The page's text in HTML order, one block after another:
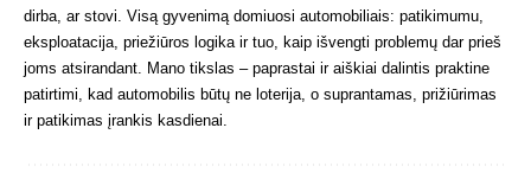
dirba, ar stovi. Visą gyvenimą domiuosi automobiliais: patikimumu,
eksploatacija, priežiūros logika ir tuo, kaip išvengti problemų dar prieš
joms atsirandant. Mano tikslas – paprastai ir aiškiai dalintis praktine
patirtimi, kad automobilis būtų ne loterija, o suprantamas, prižiūrimas
ir patikimas įrankis kasdienai.